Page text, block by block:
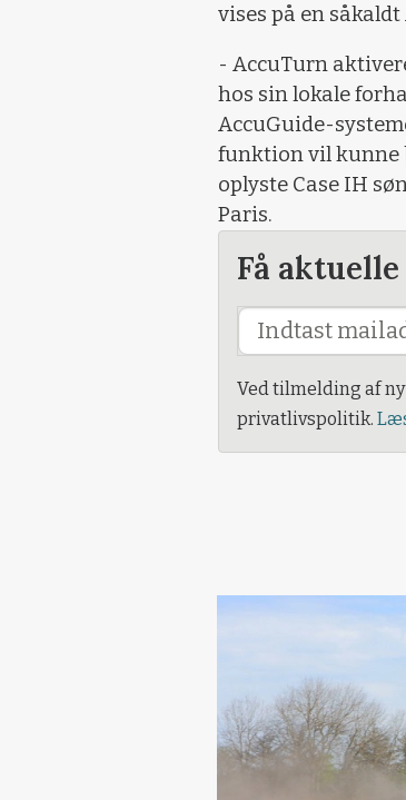
vises på en
- AccuTurn
hos sin lokale
AccuGuide-
funktion vil kunne
oplyste Case IH
Paris.
Få
Ved tilmelding af
privatlivspolitik.